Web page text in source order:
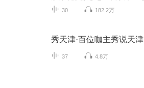
30 182.2万
秀天津·百位咖主秀说天津
37 4.8万